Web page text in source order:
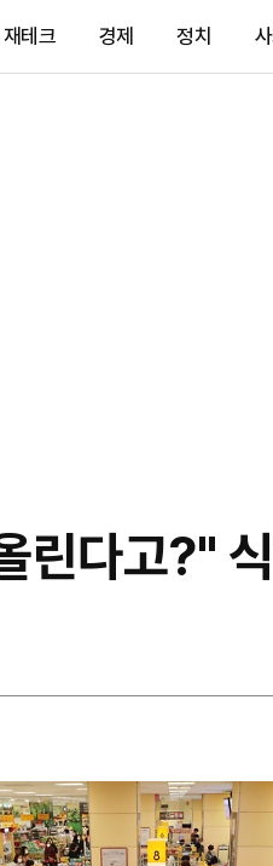
재테크 경제 정치
린다고?"